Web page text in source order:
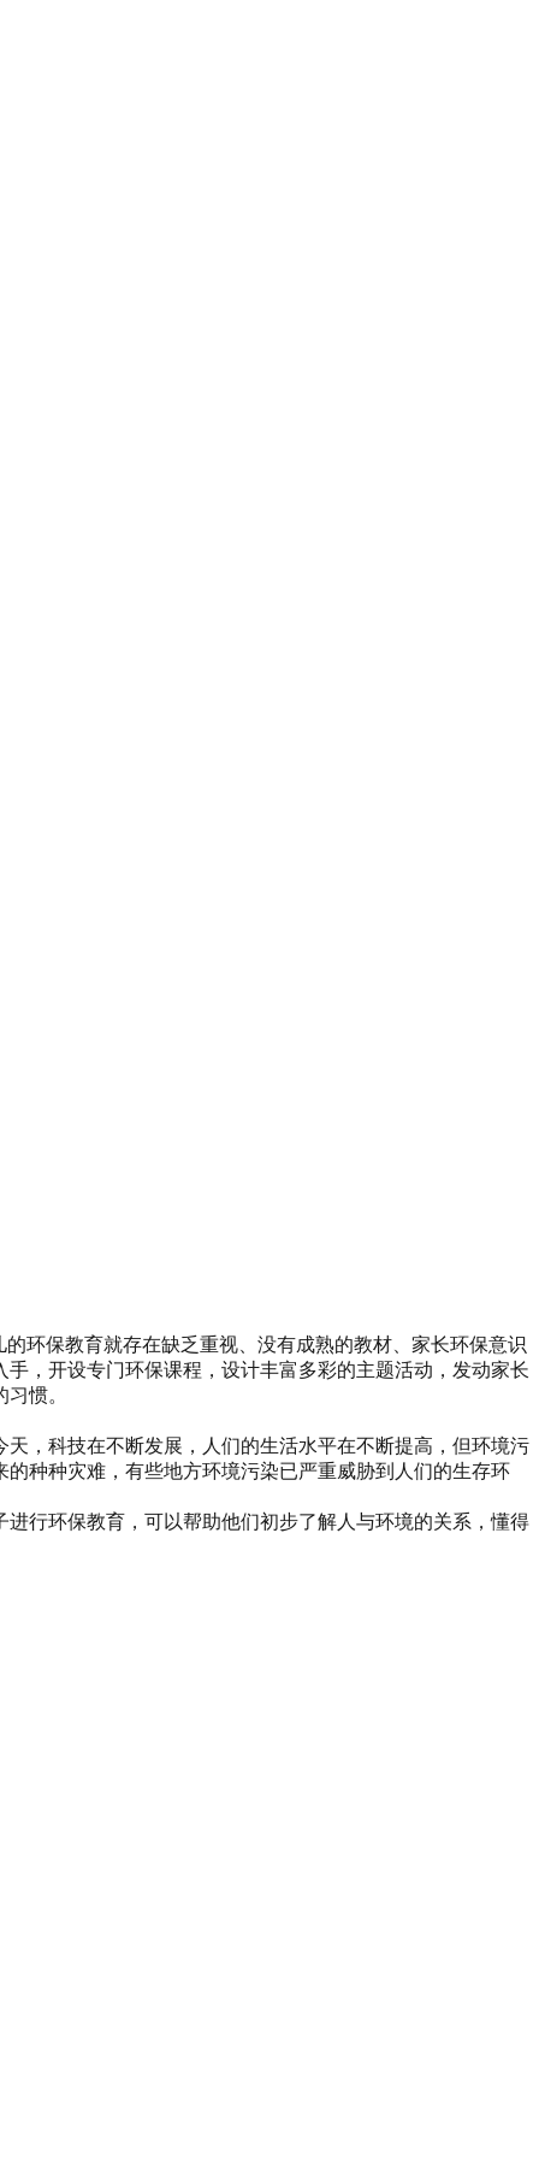
环保教育就存在缺乏重视、没有成熟的教材、家长环保意识
，开设专门环保课程，设计丰富多彩的主题活动，发动家长
惯。
，科技在不断发展，人们的生活水平在不断提高，但环境污
种种灾难，有些地方环境污染已严重威胁到人们的生存环
行环保教育，可以帮助他们初步了解人与环境的关系，懂得